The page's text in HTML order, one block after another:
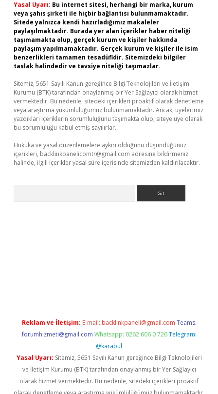
Yasal Uyarı: Bu internet sitesi, herhangi bir marka, kurum
veya şahıs şirketi ile hiçbir bağlantısı bulunmamaktadır.
Sitede yalnızca kendi hazırladığımız makaleler
paylaşılmaktadır. Burada yer alan içerikler haber niteliği
taşımamakta olup, gerçek kurum ve kişiler hakkında
paylaşım yapılmamaktadır. Gerçek kurum ve kişiler ile isim
benzerlikleri tamamen tesadüfidir. Sitemizdeki bilgiler
taslak halindedir ve tavsiye niteliği taşımazlar.
Sitemiz, 5651 Sayılı Kanun gereğince Bilgi Teknolojileri ve İletişim
Kurumu (BTK) tarafından onaylanmış bir Yer Sağlayıcı olarak hizmet
vermektedir. Bu nedenle, sitedeki içerikleri proaktif olarak denetleme
veya araştırma yükümlülüğümüz bulunmamaktadır. Ancak, üyelerimiz
yazdıkları içeriklerin sorumluluğunu taşımakta olup, siteye üye olarak
bu sorumluluğu kabul etmiş sayılırlar.
Hukuka ve yasal düzenlemelere aykırı olduğunu düşündüğünüz
içerikleri, backlinkpanelicomtr@gmail.com adresine bildirmeniz
halinde, ilgili içerikler yasal süre içerisinde sitemizden kaldırılacaktır.
Reklam ve İletişim: E-mail: backlinkpaneli@gmail.com Teams:
forumhizmeti@gmail.com Whatsapp: 0262 606 0 726 Telegram:
@karabul
Yasal Uyarı: Sitemiz, 5651 Sayılı Kanun gereğince Bilgi Teknolojileri
ve İletişim Kurumu (BTK) tarafından onaylanmış bir Yer Sağlayıcı
olarak hizmet vermektedir. Bu nedenle, sitedeki içerikleri proaktif